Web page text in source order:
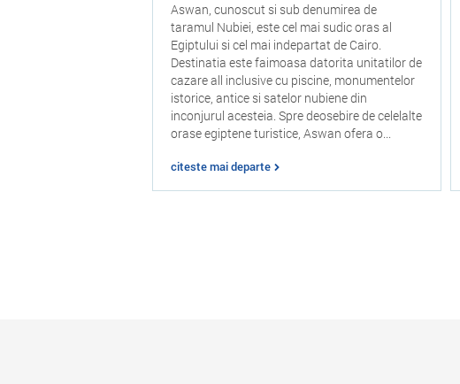
Aswan, cunoscut si sub denumirea de
taramul Nubiei, este cel mai sudic oras al
Egiptului si cel mai indepartat de Cairo.
Destinatia este faimoasa datorita unitatilor de
cazare all inclusive cu piscine, monumentelor
istorice, antice si satelor nubiene din
inconjurul acesteia. Spre deosebire de celelalte
orase egiptene turistice, Aswan ofera o...
citeste mai departe